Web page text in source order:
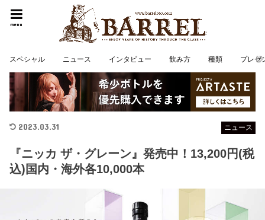
menu
スペシャル ニュース インタビュー 飲み方 種類 プレゼ
ニュース
2023.03.31
『ニッカ ザ・グレーン』発売中！13,200円(税
込)国内・海外各10,000本